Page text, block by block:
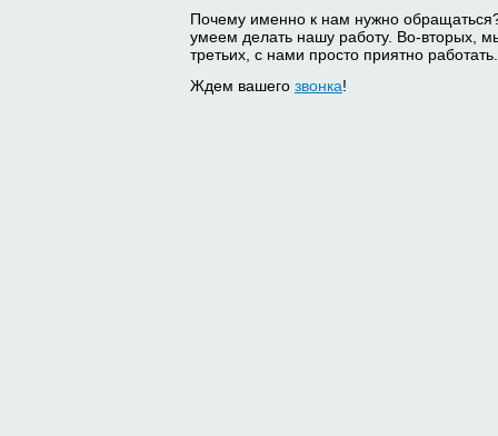
Почему именно к нам нужно
умеем делать нашу работу. Во-вторых,
третьих, с нами просто приятно работать.
Ждем вашего звонка!